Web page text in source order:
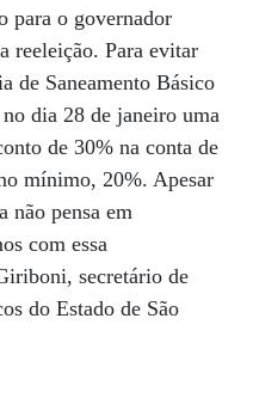
para o governador
reeleição. Para evitar
de Saneamento Básico
dia 28 de janeiro uma
de 30% na conta de
mínimo, 20%. Apesar
não pensa em
com essa
secretário de
do Estado de São